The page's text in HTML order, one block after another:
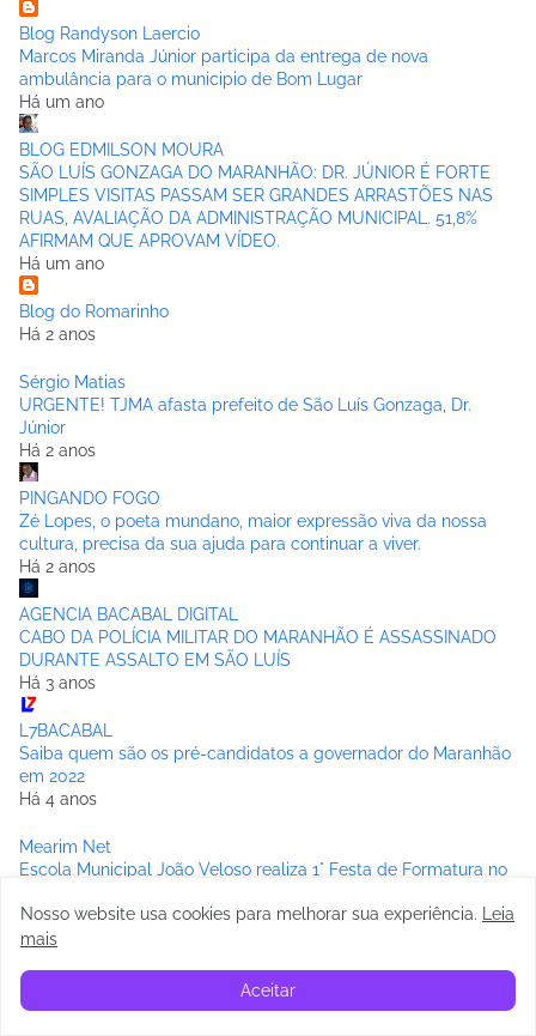
Blog Randyson Laercio
Marcos Miranda Júnior participa da entrega de nova
ambulância para o municipio de Bom Lugar
Há um ano
BLOG EDMILSON MOURA
SÃO LUÍS GONZAGA DO MARANHÃO: DR. JÚNIOR É FORTE
SIMPLES VISITAS PASSAM SER GRANDES ARRASTÕES NAS
RUAS, AVALIAÇÃO DA ADMINISTRAÇÃO MUNICIPAL. 51,8%
AFIRMAM QUE APROVAM VÍDEO.
Há um ano
Blog do Romarinho
Há 2 anos
Sérgio Matias
URGENTE! TJMA afasta prefeito de São Luís Gonzaga, Dr.
Júnior
Há 2 anos
PINGANDO FOGO
Zé Lopes, o poeta mundano, maior expressão viva da nossa
cultura, precisa da sua ajuda para continuar a viver.
Há 2 anos
AGENCIA BACABAL DIGITAL
CABO DA POLÍCIA MILITAR DO MARANHÃO É ASSASSINADO
DURANTE ASSALTO EM SÃO LUÍS
Há 3 anos
L7BACABAL
Saiba quem são os pré-candidatos a governador do Maranhão
em 2022
Há 4 anos
Mearim Net
Escola Municipal João Veloso realiza 1° Festa de Formatura no
Há 4 anos
EDITAL DE CONVOCAÇÃO: O SINDESERP convoca Assembleia
Geral Extraordinária
Nosso website usa cookies para melhorar sua experiência.
Leia
mais
Aceitar